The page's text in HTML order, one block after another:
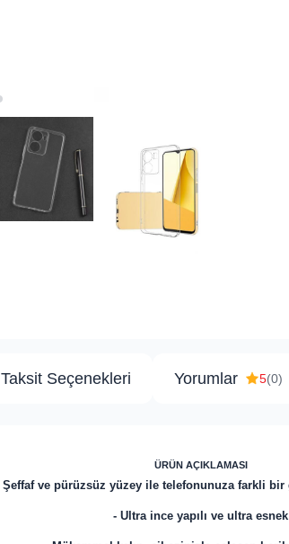
Taksit Seçenekleri Yorumlar 5(0)
ÜRÜN AÇIKLAMASI
Şeffaf ve pürüzsüz yüzey ile telefonunuza farkli
- Ultra ince yapılı ve ultra esnek